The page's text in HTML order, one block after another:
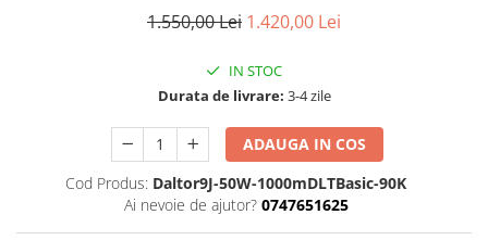
Pachete cu Impulsator + Panou +
Accesorii gard Electric
Alimentator Gard Electric
Cabluri Auxiliare
1.550,00 Lei 1.420,00 Lei
IN STOC
Durata de livrare: 3-4 zile
ADAUGA IN COS
Cod Produs: Daltor9J-50W-1000mDLTBasic-90K
Ai nevoie de ajutor? 0747651625